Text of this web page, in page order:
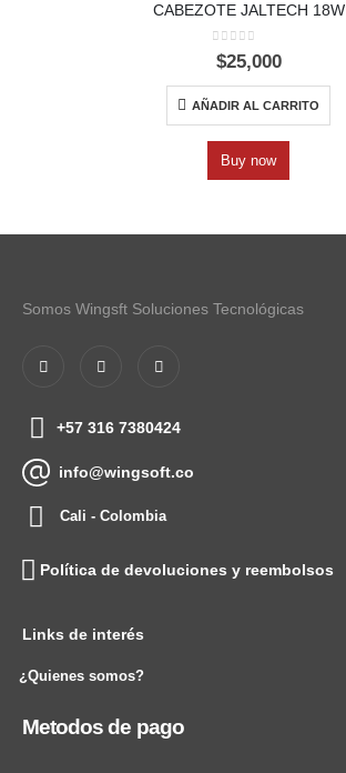
CABEZOTE JALTECH 18W
0out of 5
$25,000
AÑADIR AL CARRITO
Buy now
Somos Wingsft Soluciones Tecnológicas
+57 316 7380424
info@wingsoft.co
Cali - Colombia
Política de devoluciones y reembolsos
Links de interés
¿Quienes somos?
Metodos de pago